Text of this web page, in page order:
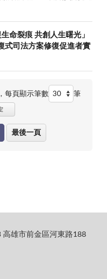
命裂痕 共創人生曙光」
式司法方案修復促進者實
每頁顯示筆數 筆
最後一頁
高雄市前金區河東路188